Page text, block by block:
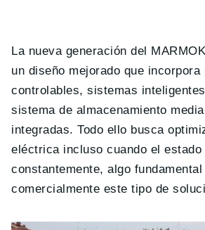
La nueva generación del
un diseño mejorado que incorpora
controlables, sistemas
sistema de almacenamiento
integradas. Todo ello busca
eléctrica incluso cuando el
constantemente, algo
comercialmente este tipo de